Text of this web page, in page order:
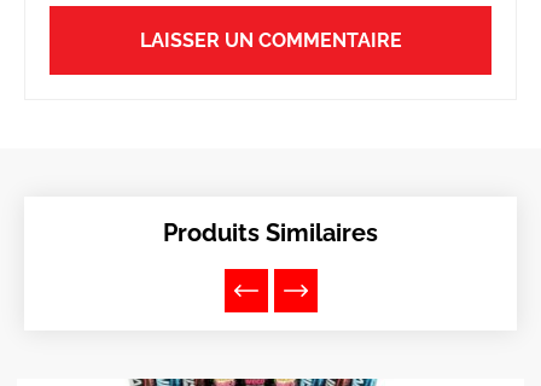
LAISSER UN COMMENTAIRE
Produits Similaires